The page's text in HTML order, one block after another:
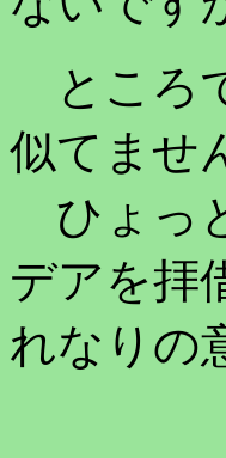
ところ
似てませ
ひょっ
デアを拝
れなりの